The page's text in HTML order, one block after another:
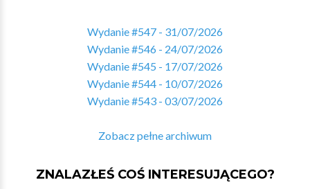
Wydanie #547 - 31/07/2026
Wydanie #546 - 24/07/2026
Wydanie #545 - 17/07/2026
Wydanie #544 - 10/07/2026
Wydanie #543 - 03/07/2026
Zobacz pełne archiwum
ZNALAZŁEŚ COŚ INTERESUJĄCEGO?